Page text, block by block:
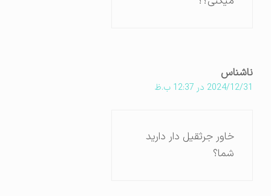
ناشناس
2024/12/31 در 12:37 ب.ظ
خاور جرثقیل دار دارید
شما؟